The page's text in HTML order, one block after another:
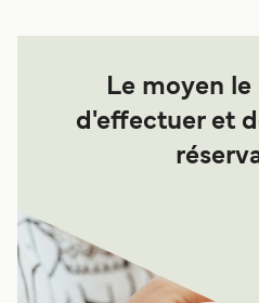
Le moyen
d'effectuer et